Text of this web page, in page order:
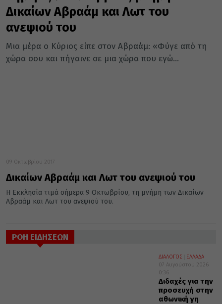
Δικαίων Αβραάμ και Λωτ του
ανεψιού του
Μια μέρα ο Κύριος είπε στον Αβραάμ: «Φύγε από τη
χώρα σου και πήγαινε σε μια χώρα που εγώ...
09 Οκτωβρίου 2017
Δικαίων Αβραάμ και Λωτ του ανεψιού του
Η Εκκλησία τιμά σήμερα 9 Οκτωβρίου, τη μνήμη των Δικαίων
Αβραάμ και Λωτ του ανεψιού του.
ΡΟΗ ΕΙΔΗΣΕΩΝ
ΔΙΑΛΟΓΟΣ
ΕΛΛΑΔΑ
07 Αυγούστου 2026
0:36
Διδαχές για την
προσευχή στην
αθωνική γη